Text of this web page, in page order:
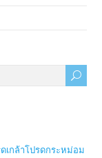
เกล้าโปรดกระหม่อม